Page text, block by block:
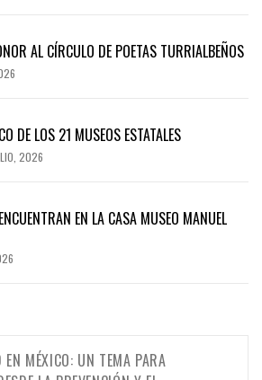
AL CÍRCULO DE POETAS TURRIALBEÑOS
DE LOS 21 MUSEOS ESTATALES
2026
EN LA CASA MUSEO MANUEL
EN MÉXICO: UN TEMA PARA